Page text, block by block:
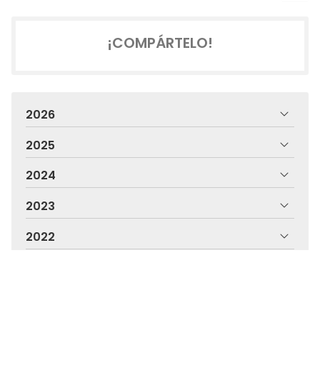
¡COMPÁRTELO!
2026
2025
2024
2023
2022